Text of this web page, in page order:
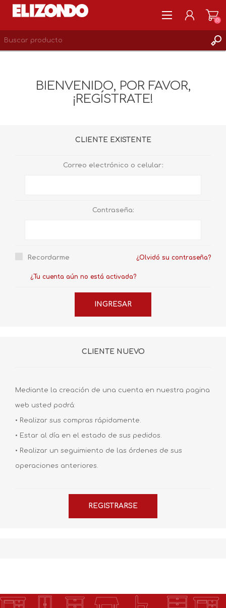
LISTA DE DESEOS 0
(0)
BIENVENIDO, POR FAVOR,
¡REGÍSTRATE!
CLIENTE EXISTENTE
Correo electrónico o celular:
Contraseña:
Recordarme ¿Olvidó su contraseña?
¿Tu cuenta aún no está activada?
CLIENTE NUEVO
Mediante la creación de una cuenta en nuestra pagina
web usted podrá:
• Realizar sus compras rápidamente.
• Estar al día en el estado de sus pedidos.
• Realizar un seguimiento de las órdenes de sus
operaciones anteriores.